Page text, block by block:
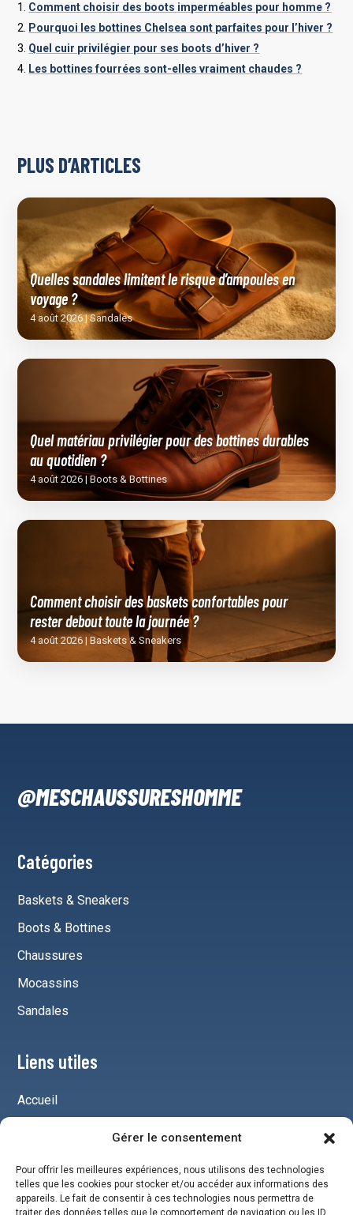
Gérer le consentement
Pour offrir les meilleures expériences, nous utilisons des technologies
telles que les cookies pour stocker et/ou accéder aux informations des
appareils. Le fait de consentir à ces technologies nous permettra de
traiter des données telles que le comportement de navigation ou les ID
Comment choisir des boots imperméables pour homme ?
Pourquoi les bottines Chelsea sont parfaites pour l’hiver ?
Quel cuir privilégier pour ses boots d’hiver ?
Les bottines fourrées sont-elles vraiment chaudes ?
PLUS D’ARTICLES
Quelles sandales limitent le risque d’ampoules en
voyage ?
4 août 2026 | Sandales
Quel matériau privilégier pour des bottines durables
au quotidien ?
4 août 2026 | Boots & Bottines
Comment choisir des baskets confortables pour
rester debout toute la journée ?
4 août 2026 | Baskets & Sneakers
@MESCHAUSSURESHOMME
Catégories
Baskets & Sneakers
Boots & Bottines
Chaussures
Mocassins
Sandales
Liens utiles
Accueil
Chaussures pour homme